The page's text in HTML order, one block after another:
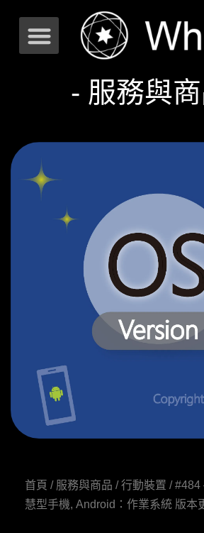
- 服務與
首頁 / 服務與商品 /行動裝置 / #484
慧型手機, Android：作業系統 版本